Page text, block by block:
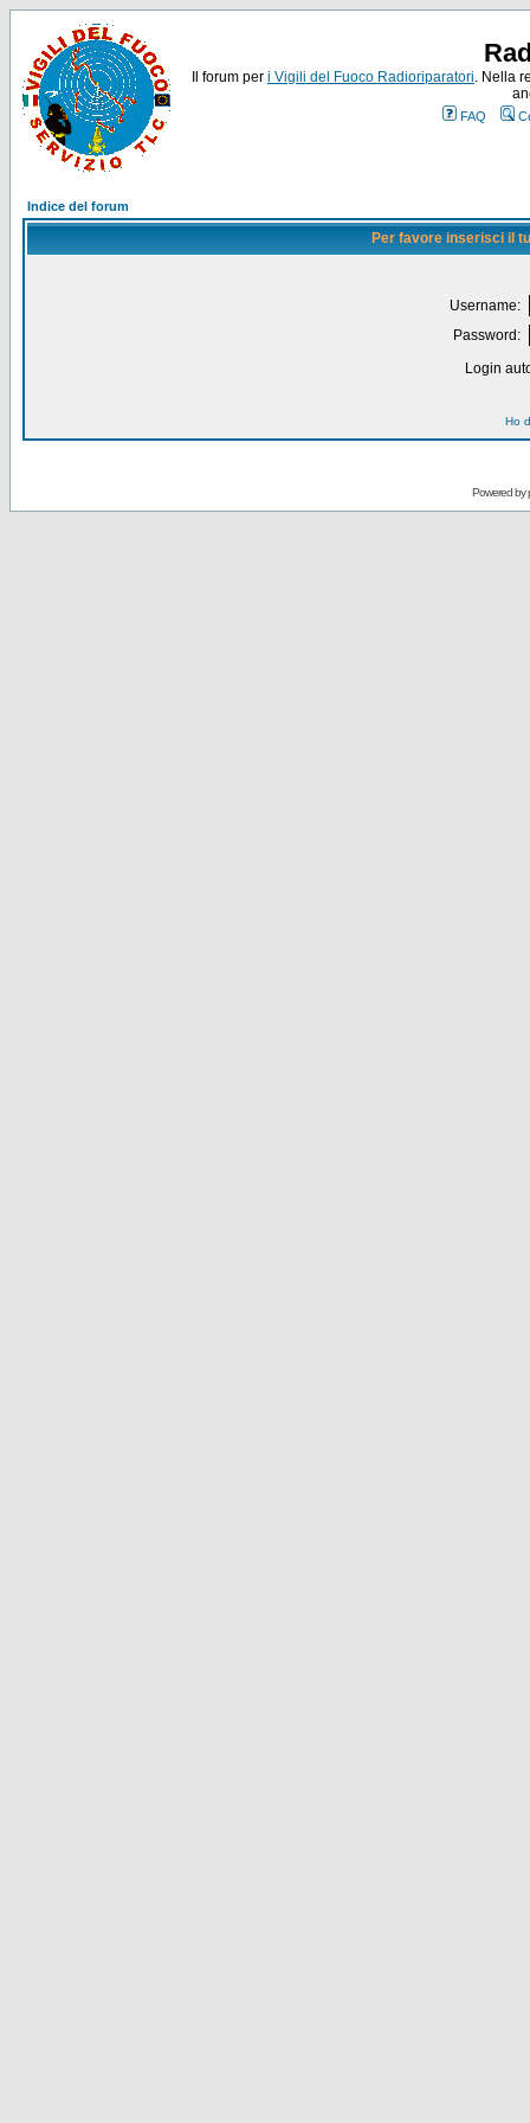
Il forum per i Vigili del Fuoco Radioriparatori. Nella
FAQ
Indice del forum
Per favore inserisci il
Username:
Password:
Login
Ho
Powered by